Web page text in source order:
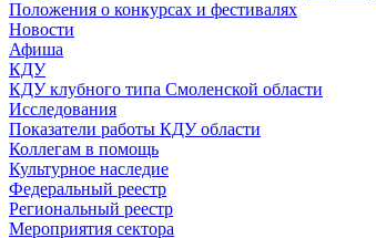
Положения о конкурсах и фестивалях
Новости
Афиша
КДУ
КДУ клубного типа Смоленской области
Исследования
Показатели работы КДУ области
Коллегам в помощь
Культурное наследие
Федеральный реестр
Региональный реестр
Мероприятия сектора